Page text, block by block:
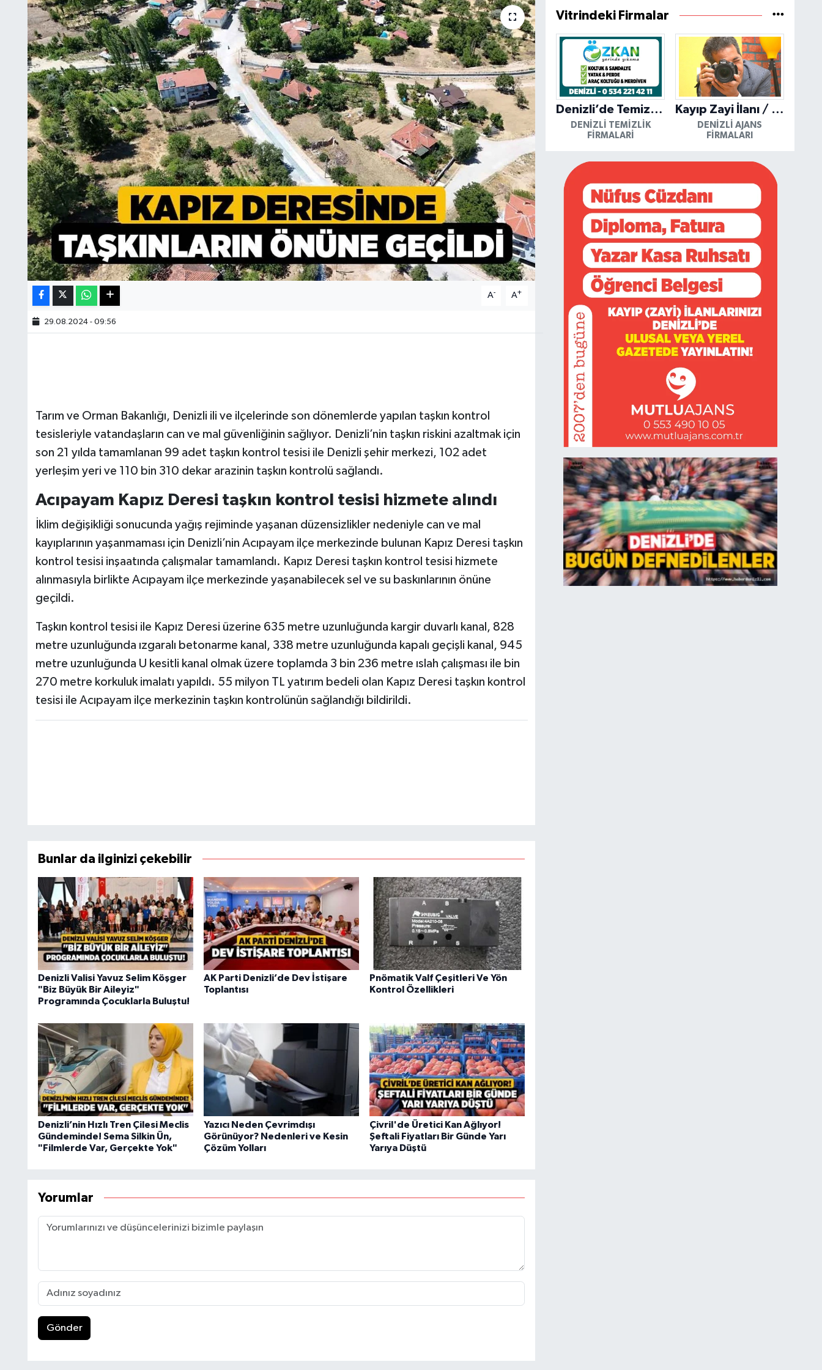
A- A+
29.08.2024 - 09:56
Tarım ve Orman Bakanlığı, Denizli ili ve ilçelerinde son dönemlerde yapılan taşkın kontrol
tesisleriyle vatandaşların can ve mal güvenliğinin sağlıyor. Denizli’nin taşkın riskini azaltmak için
son 21 yılda tamamlanan 99 adet taşkın kontrol tesisi ile Denizli şehir merkezi, 102 adet
yerleşim yeri ve 110 bin 310 dekar arazinin taşkın kontrolü sağlandı.
Acıpayam Kapız Deresi taşkın kontrol tesisi hizmete alındı
İklim değişikliği sonucunda yağış rejiminde yaşanan düzensizlikler nedeniyle can ve mal
kayıplarının yaşanmaması için Denizli’nin Acıpayam ilçe merkezinde bulunan Kapız Deresi taşkın
kontrol tesisi inşaatında çalışmalar tamamlandı. Kapız Deresi taşkın kontrol tesisi hizmete
alınmasıyla birlikte Acıpayam ilçe merkezinde yaşanabilecek sel ve su baskınlarının önüne
geçildi.
Taşkın kontrol tesisi ile Kapız Deresi üzerine 635 metre uzunluğunda kargir duvarlı kanal, 828
metre uzunluğunda ızgaralı betonarme kanal, 338 metre uzunluğunda kapalı geçişli kanal, 945
metre uzunluğunda U kesitli kanal olmak üzere toplamda 3 bin 236 metre ıslah çalışması ile bin
270 metre korkuluk imalatı yapıldı. 55 milyon TL yatırım bedeli olan Kapız Deresi taşkın kontrol
tesisi ile Acıpayam ilçe merkezinin taşkın kontrolünün sağlandığı bildirildi.
Bunlar da ilginizi çekebilir
Denizli Valisi Yavuz Selim Köşger
"Biz Büyük Bir Aileyiz"
Programında Çocuklarla Buluştu!
AK Parti Denizli’de Dev İstişare
Toplantısı
Pnömatik Valf Çeşitleri Ve Yön
Kontrol Özellikleri
Denizli’nin Hızlı Tren Çilesi Meclis
Gündeminde! Sema Silkin Ün,
"Filmlerde Var, Gerçekte Yok"
Yazıcı Neden Çevrimdışı
Görünüyor? Nedenleri ve Kesin
Çözüm Yolları
Çivril'de Üretici Kan Ağlıyor!
Şeftali Fiyatları Bir Günde Yarı
Yarıya Düştü
Yorumlar
Gönder
Vitrindeki Firmalar
Denizli’de Temizliğin Güvenilir Adresi: Özkan Yerinde Yıkama
DENIZLI TEMIZLIK
FIRMALARI
Kayıp Zayi İlanı / Mutlu Ajans / Denizli
DENIZLI AJANS
FIRMALARI